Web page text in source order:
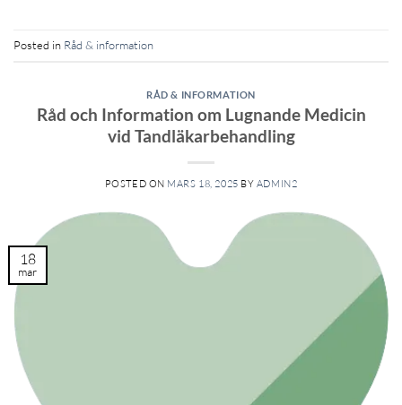
Posted in Råd & information
RÅD & INFORMATION
Råd och Information om Lugnande Medicin
vid Tandläkarbehandling
POSTED ON MARS 18, 2025 BY ADMIN2
18
mar